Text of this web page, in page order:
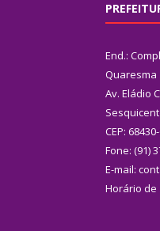
End.:
Quaresma
Av. Eládio
CEP:
Fone: (91)
E-mail:
Horário de